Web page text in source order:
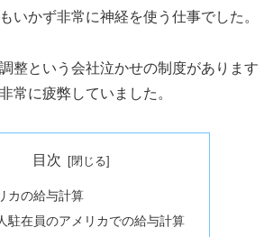
いかず非常に神経を使う仕事でした。
整という会社泣かせの制度があります
常に疲弊していました。
目次
カの給与計算
駐在員のアメリカでの給与計算